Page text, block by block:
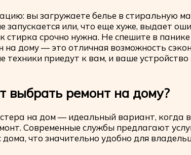
вы загружаете белье в стиральную
запускается или, что еще хуже, выдает
стирка срочно нужна. Не спешите в
дому — это отличная возможность
техники приедут к вам, и ваше устройство
выбрать ремонт на дому?
на дом — идеальный вариант, когда
Современные службы предлагают
что значительно удобно для